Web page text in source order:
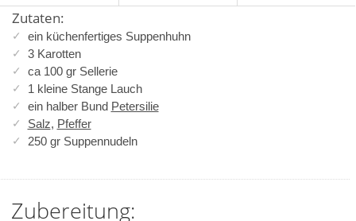
Zutaten:
ein küchenfertiges Suppenhuhn
3 Karotten
ca 100 gr Sellerie
1 kleine Stange Lauch
ein halber Bund Petersilie
Salz, Pfeffer
250 gr Suppennudeln
Zubereitung: